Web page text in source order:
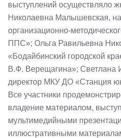
выступлений осуществляло
Николаевна Малышевская,
организационно-
ППС»; Ольга Равильевна
«Бодайбинский городской
В.Ф. Верещагина»; Светлана
директор МКУ ДО «Станция
Все участники
владение материалом,
мультимедийными
иллюстративными